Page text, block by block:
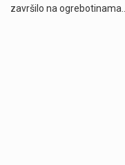
završilo na ogrebotinama.…